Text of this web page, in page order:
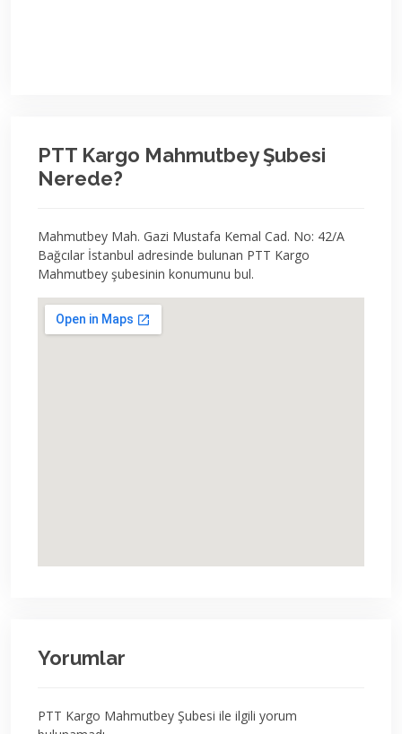
PTT Kargo Mahmutbey Şubesi
Nerede?
Mahmutbey Mah. Gazi Mustafa Kemal Cad. No: 42/A
Bağcılar İstanbul adresinde bulunan PTT Kargo
Mahmutbey şubesinin konumunu bul.
Yorumlar
PTT Kargo Mahmutbey Şubesi ile ilgili yorum